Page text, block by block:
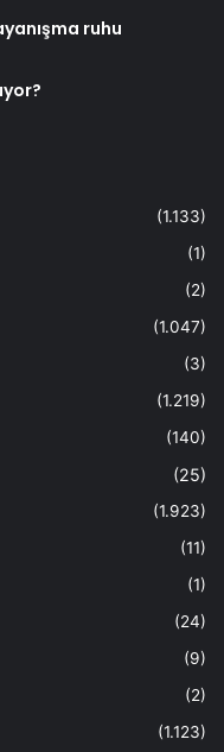
ruhu
(1.133)
(1)
(2)
(1.047)
(3)
(1.219)
(140)
(25)
(1.923)
(11)
(1)
(24)
(9)
(2)
(1.123)